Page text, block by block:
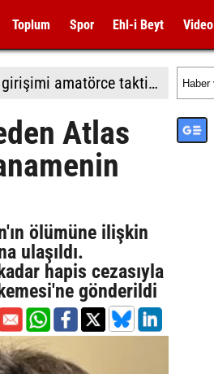
Toplum Spor Ehl-i Beyt Video
Almanya İçişleri Bakan Dobrindt: "Leipzig Havalimanı'ndaki İHA saldırısı girişimi amatörce taktiklere işaret etmiyor"
Atlas
ölümüne ilişkin
ulaşıldı.
hapis cezasıyla
gönderildi